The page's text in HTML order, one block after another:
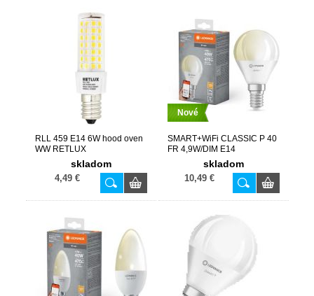
RLL 459 E14 6W hood oven
WW RETLUX
skladom
4,49 €
Nové
SMART+WiFi CLASSIC P 40
FR 4,9W/DIM E14
skladom
10,49 €